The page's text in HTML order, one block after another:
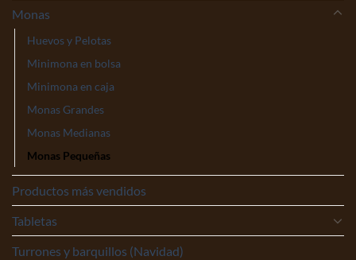
Monas
Huevos y Pelotas
Minimona en bolsa
Minimona en caja
Monas Grandes
Monas Medianas
Monas Pequeñas
Productos más vendidos
Tabletas
Turrones y barquillos (Navidad)